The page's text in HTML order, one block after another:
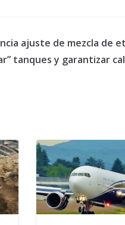
ajuste de mezcla de
tanques y garantizar